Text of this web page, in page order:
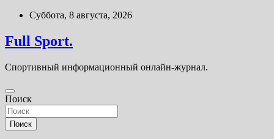
Перейти
содержимому
Суббота, 8 августа, 2026
Full Sport.
Спортивный информационный онлайн-журнал.
Поиск
Поиск